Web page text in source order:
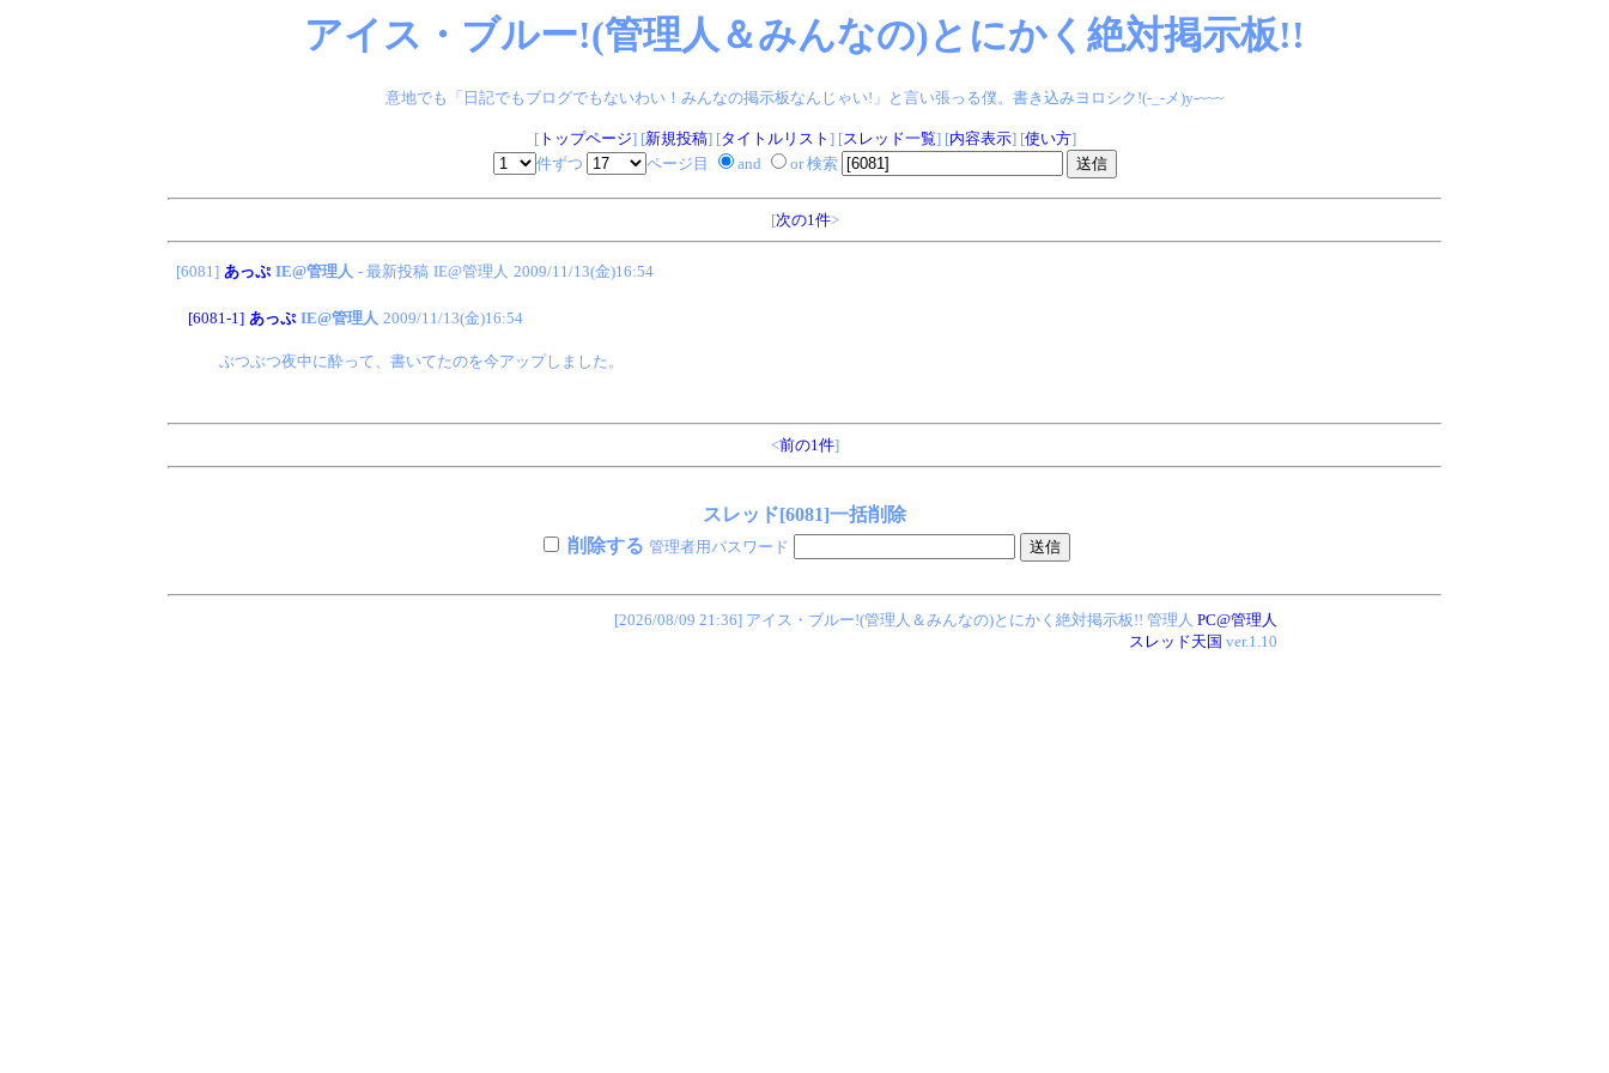
アイス・ブルー!(管理人＆みんなの)とにかく絶対掲示板!!
意地でも「日記でもブログでもないわい！みんなの掲示板なんじゃい!」と言い張っる僕。書き込みヨロシク!(-_-メ)y-~~~
[トップページ] [新規投稿] [タイトルリスト ] [スレッド一覧] [内容表示] [使い方]
件ずつ
ページ目 and or 検索
[次の1件>
[6081] あっぷ IE@管理人 - 最新投稿 IE@管理人 2009/11/13(金)16:54
[6081-1] あっぷ IE@管理人 2009/11/13(金)16:54
ぶつぶつ夜中に酔って、書いてたのを今アップしました。
<前の1件]
スレッド[6081]一括削除
削除する 管理者用パスワード
[2026/08/09 21:36] アイス・ブルー!(管理人＆みんなの)とにかく絶対掲示板!! 管理人 PC@管理人
スレッド天国 ver.1.10